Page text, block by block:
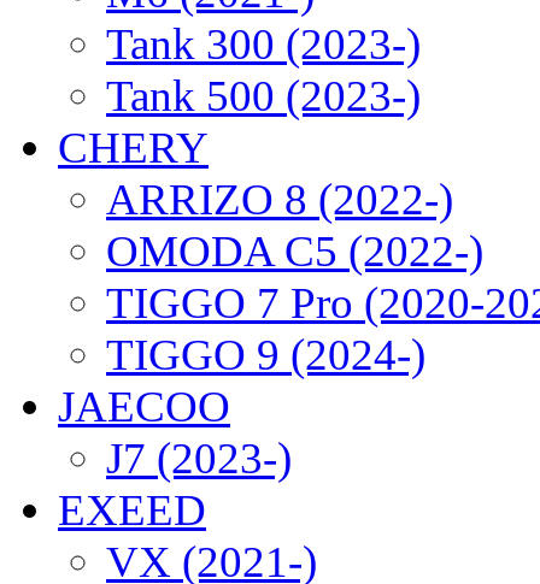
Tank 300 (2023-)
Tank 500 (2023-)
CHERY
ARRIZO 8 (2022-)
OMODA C5 (2022-)
TIGGO 7 Pro (2020-
TIGGO 9 (2024-)
JAECOO
J7 (2023-)
EXEED
VX (2021-)